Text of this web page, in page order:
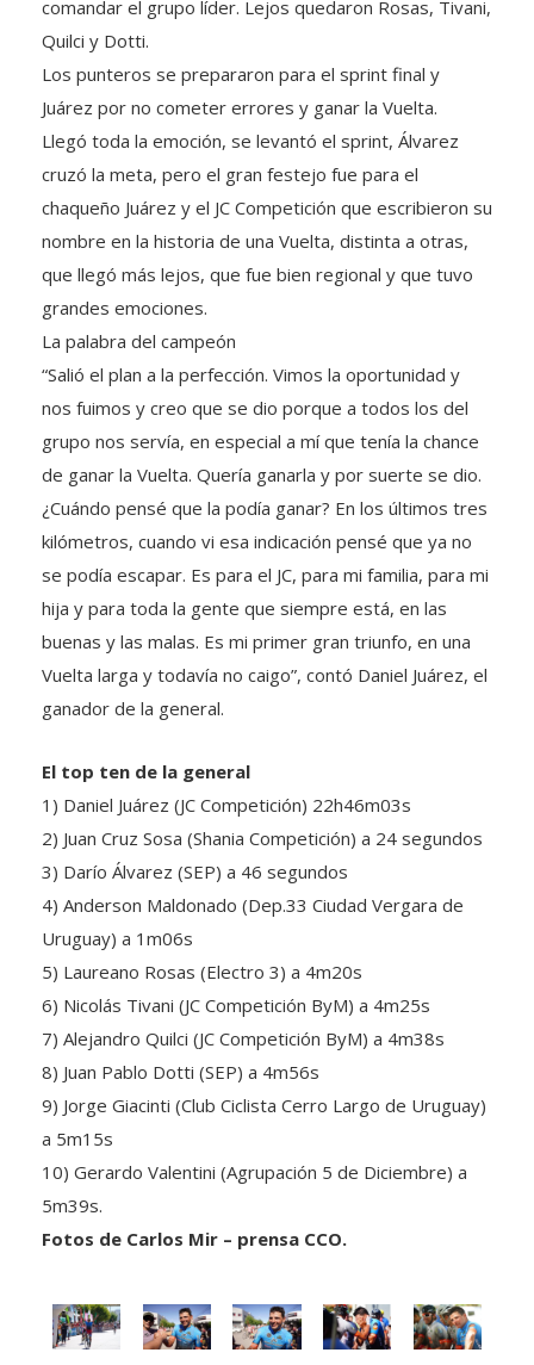
Quilci y Dotti.
Los punteros se prepararon para el sprint final y
Juárez por no cometer errores y ganar la Vuelta.
Llegó toda la emoción, se levantó el sprint, Álvarez
cruzó la meta, pero el gran festejo fue para el
chaqueño Juárez y el JC Competición que escribieron su
nombre en la historia de una Vuelta, distinta a otras,
que llegó más lejos, que fue bien regional y que tuvo
grandes emociones.
La palabra del campeón
“Salió el plan a la perfección. Vimos la oportunidad y
nos fuimos y creo que se dio porque a todos los del
grupo nos servía, en especial a mí que tenía la chance
de ganar la Vuelta. Quería ganarla y por suerte se dio.
¿Cuándo pensé que la podía ganar? En los últimos tres
kilómetros, cuando vi esa indicación pensé que ya no
se podía escapar. Es para el JC, para mi familia, para mi
hija y para toda la gente que siempre está, en las
buenas y las malas. Es mi primer gran triunfo, en una
Vuelta larga y todavía no caigo”, contó Daniel Juárez, el
ganador de la general.
1) Daniel Juárez (JC Competición) 22h46m03s
2) Juan Cruz Sosa (Shania Competición) a 24 segundos
3) Darío Álvarez (SEP) a 46 segundos
4) Anderson Maldonado (Dep.33 Ciudad Vergara de
Uruguay) a 1m06s
5) Laureano Rosas (Electro 3) a 4m20s
6) Nicolás Tivani (JC Competición ByM) a 4m25s
7) Alejandro Quilci (JC Competición ByM) a 4m38s
8) Juan Pablo Dotti (SEP) a 4m56s
9) Jorge Giacinti (Club Ciclista Cerro Largo de Uruguay)
a 5m15s
10) Gerardo Valentini (Agrupación 5 de Diciembre) a
5m39s.
Fotos de Carlos Mir – prensa CCO.